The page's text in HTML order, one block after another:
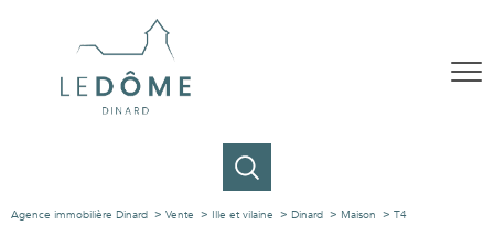
Agence immobilière Dinard Vente Ille et vilaine Dinard Maison T4